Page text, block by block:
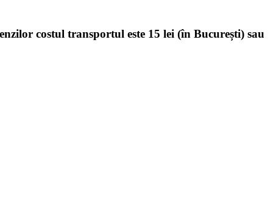
costul transportul este 15 lei (în București) sau